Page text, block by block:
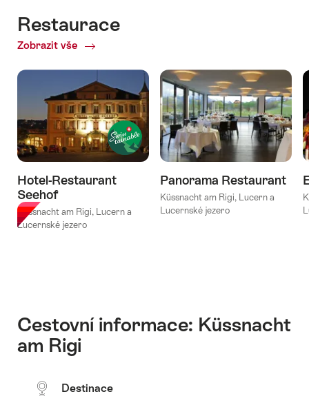
Restaurace
Zobrazit vše
of
Hotel-Restaurant
Seehof
Küssnacht am Rigi, Lucern a
Lucernské jezero
Panorama Restaurant
Küssnacht am Rigi, Lucern a
Lucernské jezero
Cestovní informace: Küssnacht
am Rigi
Destinace